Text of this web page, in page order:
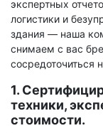
экспертных
логистики и
здания — наша
снимаем с вас
сосредоточиться
1.
техники,
стоимости.